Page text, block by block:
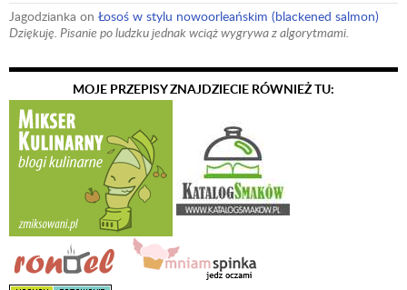
Jagodzianka on Łosoś w stylu nowoorleańskim (blackened salmon)
Dziękuję. Pisanie po ludzku jednak wciąż wygrywa z algorytmami.
MOJE PRZEPISY ZNAJDZIECIE RÓWNIEŻ TU: